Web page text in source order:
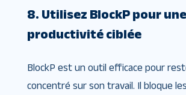
8. Utilisez BlockP pour une
productivité ciblée
BlockP est un outil efficace pour
concentré sur son travail. Il bloque